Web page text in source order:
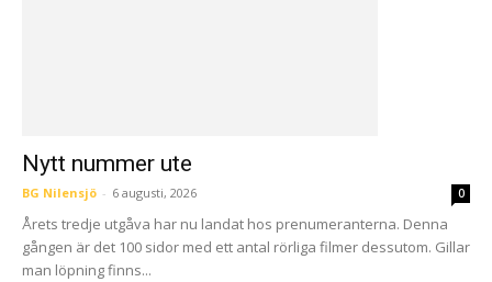
Nytt nummer ute
BG Nilensjö - 6 augusti, 2026 0
Årets tredje utgåva har nu landat hos prenumeranterna. Denna
gången är det 100 sidor med ett antal rörliga filmer dessutom. Gillar
man löpning finns...